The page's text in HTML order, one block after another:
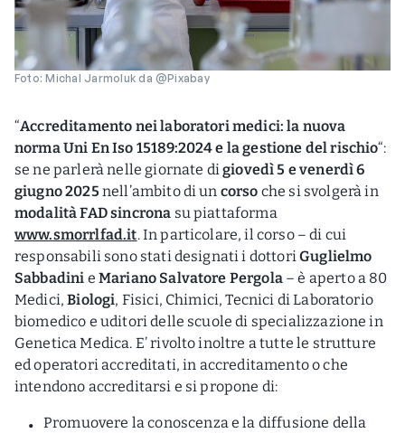
Foto: Michal Jarmoluk da @Pixabay
“Accreditamento nei laboratori medici: la nuova
norma Uni En Iso 15189:2024 e la gestione del rischio“:
se ne parlerà nelle giornate digiovedì 5 e venerdì 6
giugno 2025 nell’ambito di un corso che si svolgerà in
modalità FAD sincrona su piattaforma
www.smorrlfad.it. In particolare, il corso – di cui
responsabili sono stati designati i dottoriGuglielmo
Sabbadini e Mariano Salvatore Pergola– è aperto a 80
Medici,Biologi, Fisici, Chimici, Tecnici di Laboratorio
biomedico e uditori delle scuole di specializzazione in
Genetica Medica. E’ rivolto inoltre a tutte le strutture
ed operatori accreditati, in accreditamento o che
intendono accreditarsi e si propone di:
Promuovere la conoscenza e la diffusione della